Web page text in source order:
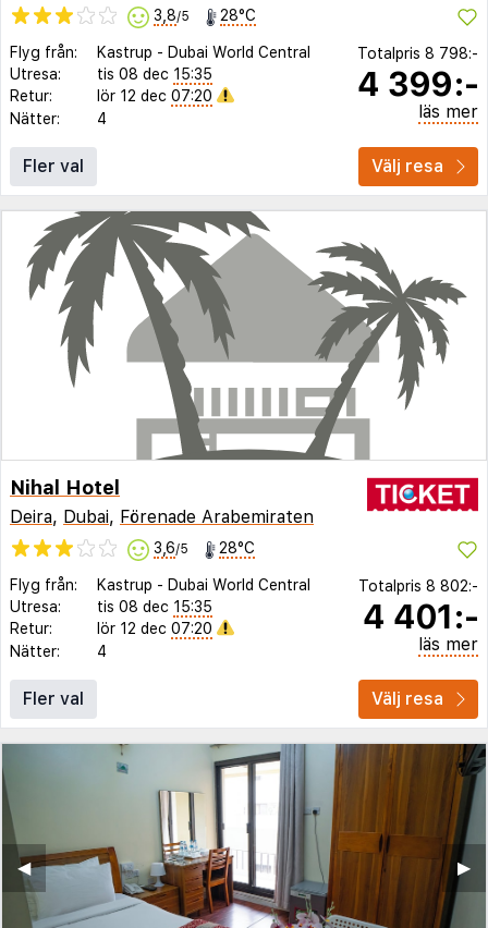
3,8/5 28°C
Flyg från: Kastrup - Dubai World Central
Utresa:
tis 08 dec 15:35
Retur:
lör 12 dec 07:20
Nätter:
4
Totalpris 8 798:-
4 399:-
läs mer
Fler val Välj resa
Nihal Hotel
Deira, Dubai, Förenade Arabemiraten
3,6/5 28°C
Flyg från: Kastrup - Dubai World Central
Utresa:
tis 08 dec 15:35
Retur:
lör 12 dec 07:20
Nätter:
4
Totalpris 8 802:-
4 401:-
läs mer
Fler val Välj resa
▶︎
◀︎